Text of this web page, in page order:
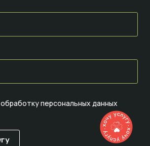
обработку персональных данных